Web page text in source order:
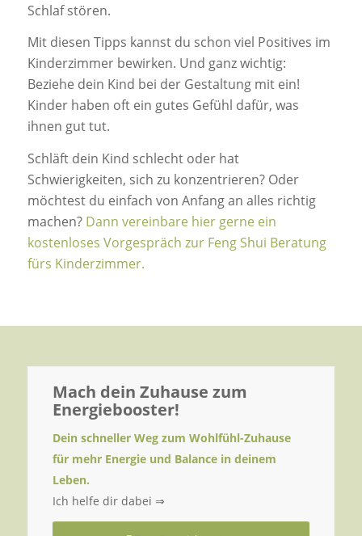
Schlaf stören.
Mit diesen Tipps kannst du schon viel Positives im
Kinderzimmer bewirken. Und ganz wichtig:
Beziehe dein Kind bei der Gestaltung mit ein!
Kinder haben oft ein gutes Gefühl dafür, was
ihnen gut tut.
Schläft dein Kind schlecht oder hat
Schwierigkeiten, sich zu konzentrieren? Oder
möchtest du einfach von Anfang an alles richtig
machen? Dann vereinbare hier gerne ein
kostenloses Vorgespräch zur Feng Shui Beratung
fürs Kinderzimmer.
Mach dein Zuhause zum
Energiebooster!
Dein schneller Weg zum Wohlfühl-Zuhause
für mehr Energie und Balance in deinem
Leben.
Ich helfe dir dabei ⇒